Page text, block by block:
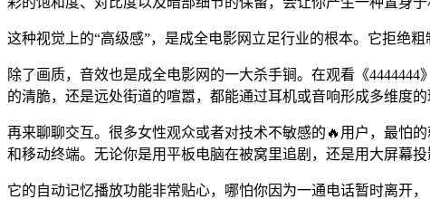
这种视觉上的“高级感”，是成全电影网立足行业的根本。它拒绝
除了画质，音效也是成全电影网的一大杀手锏。在观看《
的清脆，还是远处街道的喧嚣，都能通过耳机或音响形成多维度
再来聊聊交互。很多女性观众或者对技术不敏感的🔥用户，最怕
和移动终端。无论你是用平板电脑在被窝里追剧，还是用大屏幕
它的自动记忆播放功能非常贴心，哪怕你因为一通电话暂时离开